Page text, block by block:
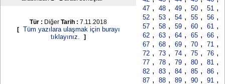
Tür : Diğer Tarih : 7.11.2018
[ Tüm yazılara ulaşmak için burayı
tıklayınız.
]
47 , 48 , 49 , 50 , 51 ,
52 , 53 , 54 , 55 , 56 ,
57 , 58 , 59 , 60 , 61 ,
62 , 63 , 64 , 65 , 66 ,
67 , 68 , 69 , 70 , 71 ,
72 , 73 , 74 , 75 , 76 ,
77 , 78 , 79 , 80 , 81 ,
82 , 83 , 84 , 85 , 86 ,
87 , 88 , 89 , 90 , 91 ,